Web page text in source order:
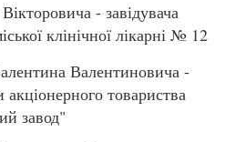
- завідувача
клінічної лікарні № 12
Валентиновича -
акціонерного товариства
завод"